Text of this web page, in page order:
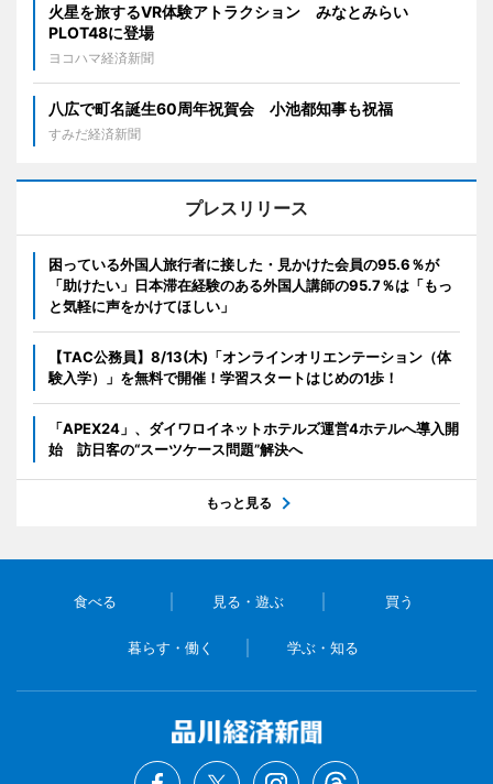
火星を旅するVR体験アトラクション みなとみらい
PLOT48に登場
ヨコハマ経済新聞
八広で町名誕生60周年祝賀会 小池都知事も祝福
すみだ経済新聞
プレスリリース
困っている外国人旅行者に接した・見かけた会員の95.6％が
「助けたい」日本滞在経験のある外国人講師の95.7％は「もっ
と気軽に声をかけてほしい」
【TAC公務員】8/13(木)「オンラインオリエンテーション（体
験入学）」を無料で開催！学習スタートはじめの1歩！
「APEX24」、ダイワロイネットホテルズ運営4ホテルへ導入開
始 訪日客の“スーツケース問題”解決へ
もっと見る
食べる 見る・遊ぶ 買う
暮らす・働く 学ぶ・知る